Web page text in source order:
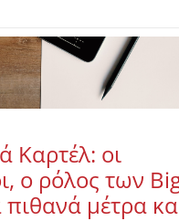
Καρτέλ: οι
ο ρόλος των
πιθανά μέτρα